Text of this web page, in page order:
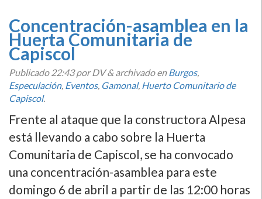
Concentración-asamblea en la
Huerta Comunitaria de
Capiscol
Publicado22:43por DV&archivado enBurgos,
Especulación, Eventos, Gamonal, Huerto Comunitario de
Capiscol.
Frente al ataque que la constructora Alpesa
está llevando a cabo sobre la Huerta
Comunitaria de Capiscol, se ha convocado
una concentración-asamblea para este
domingo 6 de abril a partir de las 12:00 horas